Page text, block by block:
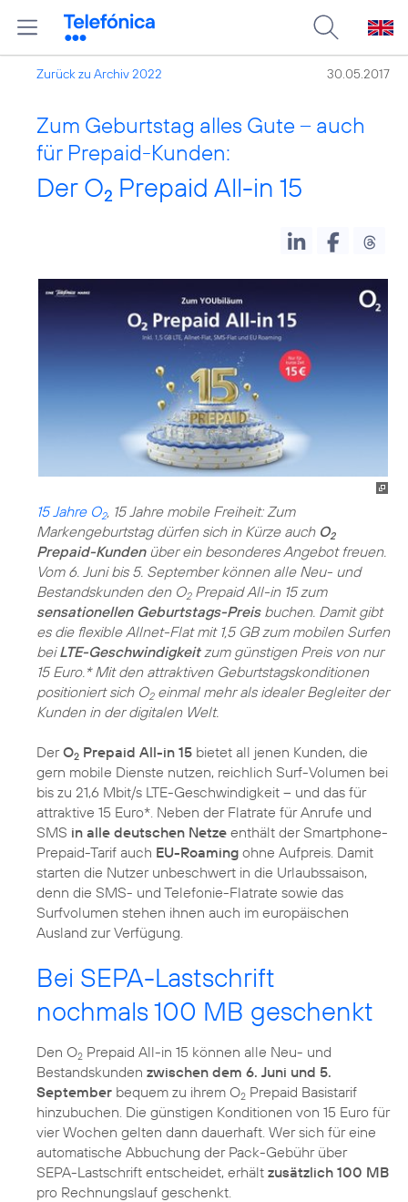
Zurück zu Archiv 2022 30.05.2017
Zum Geburtstag alles Gute – auch
für Prepaid-Kunden:
Der O2 Prepaid All-in 15
15 Jahre O2, 15 Jahre mobile Freiheit: Zum
Markengeburtstag dürfen sich in Kürze auch O2
Prepaid-Kundenüber ein besonderes Angebot freuen.
Vom 6. Juni bis 5. September können alle Neu- und
Bestandskunden den O2Prepaid All-in 15 zum
sensationellen Geburtstags-Preisbuchen. Damit gibt
es die flexible Allnet-Flat mit 1,5 GB zum mobilen Surfen
beiLTE-Geschwindigkeitzum günstigen Preis von nur
15 Euro.* Mit den attraktiven Geburtstagskonditionen
positioniert sich O2einmal mehr als idealer Begleiter der
Kunden in der digitalen Welt.
DerO2 Prepaid All-in 15 bietet all jenen Kunden, die
gern mobile Dienste nutzen, reichlich Surf-Volumen bei
bis zu 21,6 Mbit/s LTE-Geschwindigkeit – und das für
attraktive 15 Euro*. Neben der Flatrate für Anrufe und
SMS in alle deutschen Netze enthält der Smartphone-
Prepaid-Tarif auch EU-Roaming ohne Aufpreis. Damit
starten die Nutzer unbeschwert in die Urlaubssaison,
denn die SMS- und Telefonie-Flatrate sowie das
Surfvolumen stehen ihnen auch im europäischen
Ausland zur Verfügung.
Bei SEPA-Lastschrift
nochmals 100 MB geschenkt
Den O2 Prepaid All-in 15 können alle Neu- und
Bestandskunden zwischen dem 6. Juni und 5.
September bequem zu ihrem O2 Prepaid Basistarif
hinzubuchen. Die günstigen Konditionen von 15 Euro für
vier Wochen gelten dann dauerhaft. Wer sich für eine
automatische Abbuchung der Pack-Gebühr über
SEPA-Lastschrift entscheidet, erhält zusätzlich 100 MB
pro Rechnungslauf geschenkt.